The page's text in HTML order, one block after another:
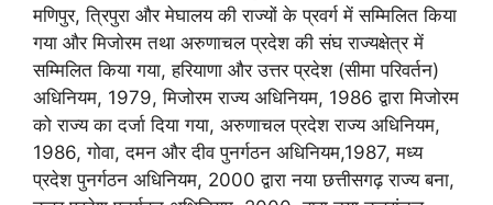
मणिपुर, त्रिपुरा और मेघालय की राज्यों के प्रवर्ग में सम्मिलित किया
गया और मिजोरम तथा अरुणाचल प्रदेश की संघ राज्यक्षेत्र में
सम्मिलित किया गया, हरियाणा और उत्तर प्रदेश (सीमा परिवर्तन)
अधिनियम, 1979, मिजोरम राज्य अधिनियम, 1986 द्वारा मिजोरम
को राज्य का दर्जा दिया गया, अरुणाचल प्रदेश राज्य अधिनियम,
1986, गोवा, दमन और दीव पुनर्गठन अधिनियम,1987, मध्य
प्रदेश पुनर्गठन अधिनियम, 2000 द्वारा नया छत्तीसगढ़ राज्य बना,